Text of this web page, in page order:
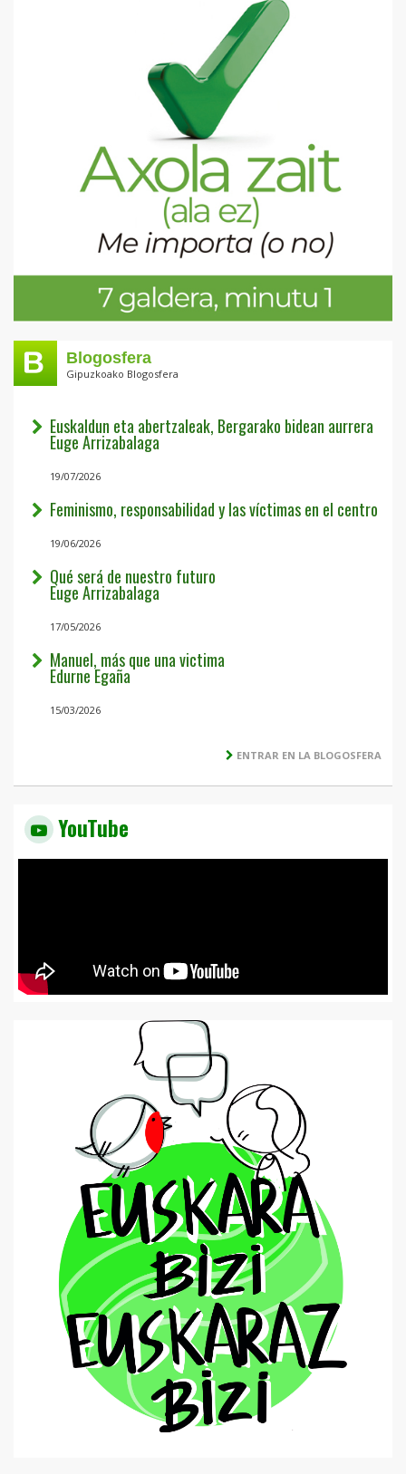
Blogosfera
Gipuzkoako Blogosfera
Euskaldun eta abertzaleak, Bergarako bidean aurrera
Euge Arrizabalaga
19/07/2026
Feminismo, responsabilidad y las víctimas en el centro
19/06/2026
Qué será de nuestro futuro
Euge Arrizabalaga
17/05/2026
Manuel, más que una victima
Edurne Egaña
15/03/2026
ENTRAR EN LA BLOGOSFERA
YouTube